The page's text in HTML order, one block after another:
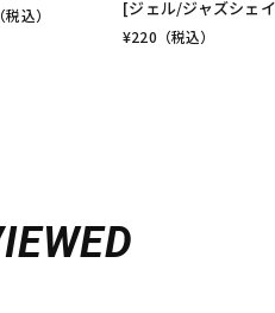
（税込） [ジェル/ジャズシェ
¥220 （税込）